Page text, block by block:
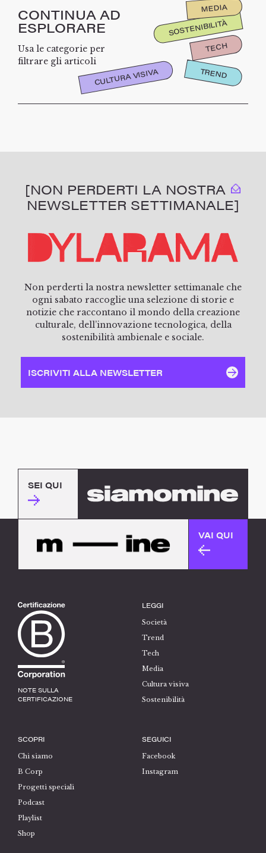
CONTINUA AD
ESPLORARE
Usa le categorie per
filtrare gli articoli
SOSTENIBILITÀ
TECH
MEDIA
CULTURA VISIVA TREND
[NON PERDERTI LA NOSTRA
NEWSLETTER SETTIMANALE]
Non perderti la nostra newsletter settimanale che
ogni sabato raccoglie una selezione di storie e
notizie che raccontano il mondo della creazione
culturale, dell’innovazione tecnologica, della
sostenibilità ambienale e sociale.
ISCRIVITI ALLA NEWSLETTER
SEI QUI
VAI QUI
NOTE SULLA
CERTIFICAZIONE
LEGGI
Società
Trend
Tech
Media
Cultura visiva
Sostenibilità
SCOPRI
Chi siamo
B Corp
Progetti speciali
Podcast
Playlist
Shop
SEGUICI
Facebook
Instagram